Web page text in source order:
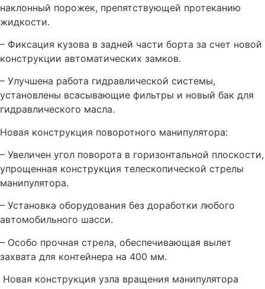
наклонный порожек, препятствующей протеканию
жидкости.
– Фиксация кузова в задней части борта за счет новой
конструкции автоматических замков.
– Улучшена работа гидравлической системы,
установлены всасывающие фильтры и новый бак для
гидравлического масла.
Новая конструкция поворотного манипулятора:
– Увеличен угол поворота в горизонтальной плоскости,
упрощенная конструкция телескопической стрелы
манипулятора.
– Установка оборудования без доработки любого
автомобильного шасси.
– Особо прочная стрела, обеспечивающая вылет
захвата для контейнера на 400 мм.
Новая конструкция узла вращения манипулятора